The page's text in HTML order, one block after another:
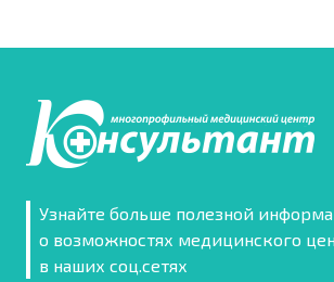
Узнайте больше полезной
о возможностях медицинского
в наших соц.сетях